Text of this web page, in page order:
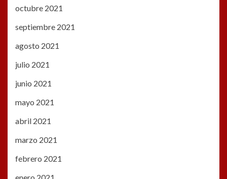
octubre 2021
septiembre 2021
agosto 2021
julio 2021
junio 2021
mayo 2021
abril 2021
marzo 2021
febrero 2021